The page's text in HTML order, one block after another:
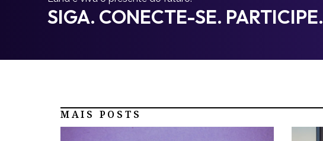
SIGA. CONECTE-SE. PARTICIPE.
MAIS POSTS